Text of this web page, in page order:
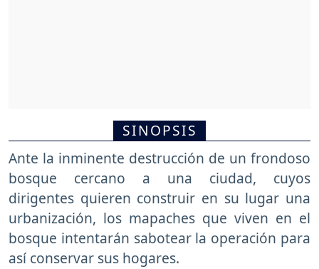
SINOPSIS
Ante la inminente destrucción de un frondoso
bosque cercano a una ciudad, cuyos
dirigentes quieren construir en su lugar una
urbanización, los mapaches que viven en el
bosque intentarán sabotear la operación para
así conservar sus hogares.